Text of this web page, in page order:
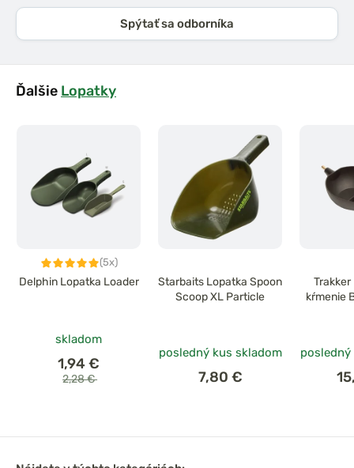
Spýtať sa odborníka
Ďalšie Lopatky
(5x)
Delphin Lopatka Loader
skladom
1,94 €
2,28 €
Starbaits Lopatka Spoon
Scoop XL Particle
posledný kus skladom
7,80 €
kŕmenie